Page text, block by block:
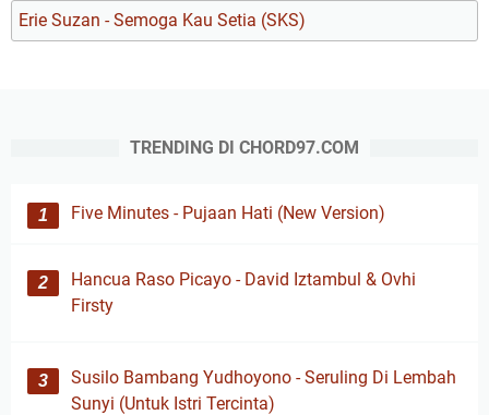
Erie Suzan - Semoga Kau Setia (SKS)
TRENDING DI CHORD97.COM
Five Minutes - Pujaan Hati (New Version)
Hancua Raso Picayo - David Iztambul & Ovhi
Firsty
Susilo Bambang Yudhoyono - Seruling Di Lembah
Sunyi (Untuk Istri Tercinta)